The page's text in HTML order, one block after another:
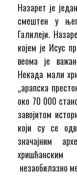
Назарет је
смештен у
Галилеји.
којем је Исус
веома је
Некада мали
„арапска
око 70 000
завојитом
који су се
значајним
незаобилазно